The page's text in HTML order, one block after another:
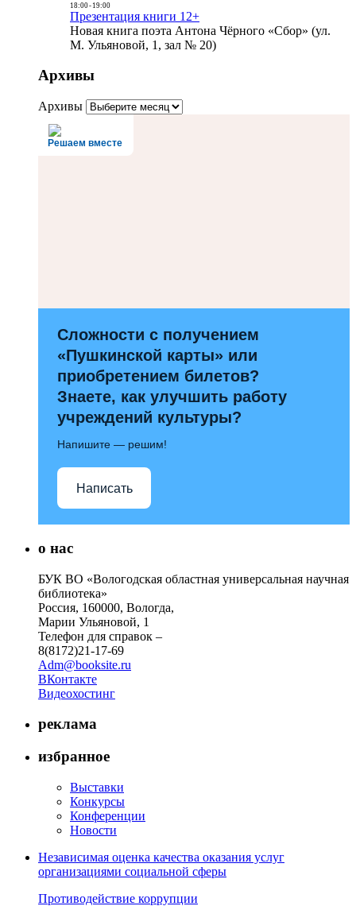
18:00- 19:00
Презентация книги 12+
Новая книга поэта Антона Чёрного «Сбор» (ул.
М. Ульяновой, 1, зал № 20)
Архивы
Архивы
Решаем вместе
Сложности с получением
«Пушкинской карты» или
приобретением билетов?
Знаете, как улучшить работу
учреждений культуры?
Напишите — решим!
Написать
о нас
БУК ВО «Вологодская областная универсальная научная
библиотека»
Россия, 160000, Вологда,
Марии Ульяновой, 1
Телефон для справок –
8(8172)21-17-69
Adm@booksite.ru
ВКонтакте
Видеохостинг
реклама
избранное
Выставки
Конкурсы
Конференции
Новости
Независимая оценка качества оказания услуг
организациями социальной сферы
Противодействие коррупции